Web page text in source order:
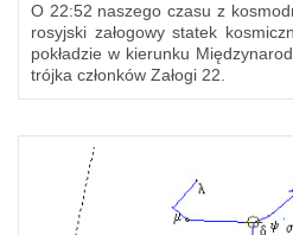
O 22:52 naszego czasu z
rosyjski załogowy statek
pokładzie w kierunku
trójka członków Załogi 22.